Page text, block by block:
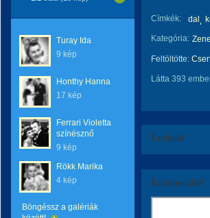
Turay Ida
9 kép
Honthy Hanna
17 kép
Ferrari Violetta
színésznő
9 kép
Rökk Marika
4 kép
Böngéssz a galériák
Címkék: dal
Kategória: Zene
Feltöltötte:
Látta 393
Értékeld!
Kommentáld!